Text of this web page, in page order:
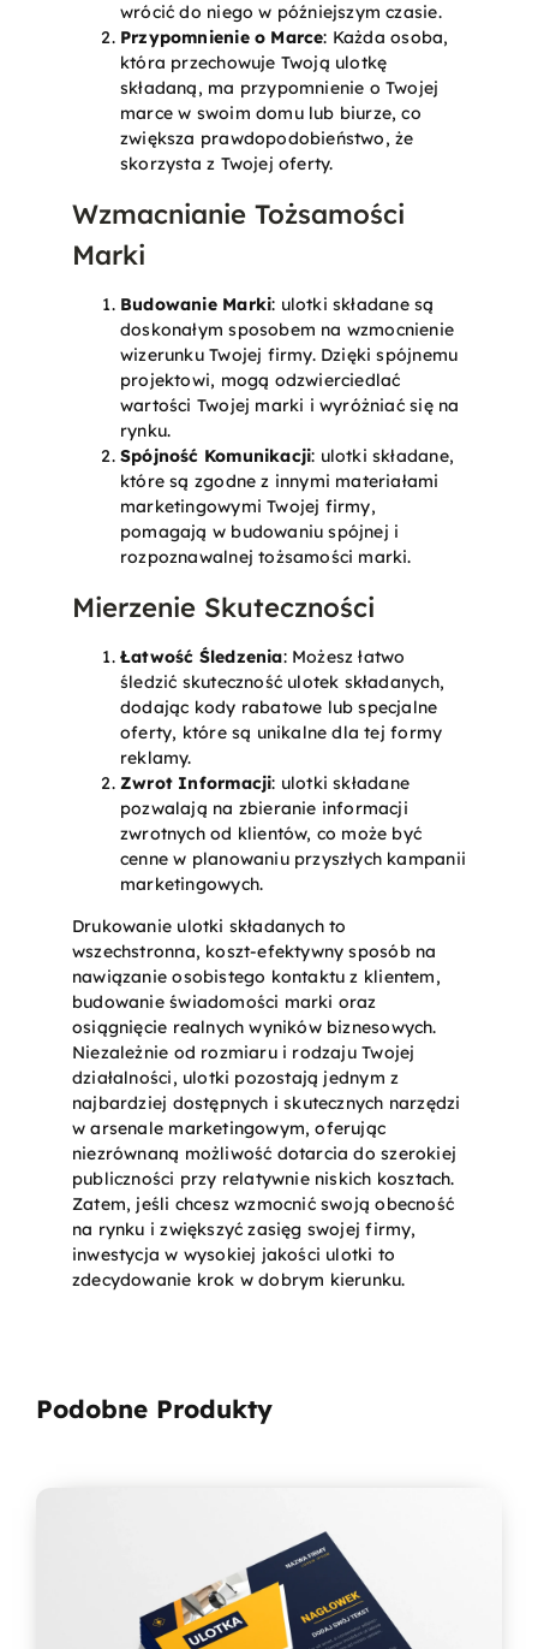
wrócić do niego w późniejszym czasie.
Przypomnienie o Marce: Każda osoba,
która przechowuje Twoją ulotkę
składaną, ma przypomnienie o Twojej
marce w swoim domu lub biurze, co
zwiększa prawdopodobieństwo, że
skorzysta z Twojej oferty.
Wzmacnianie Tożsamości
Marki
Budowanie Marki: ulotki składane są
doskonałym sposobem na wzmocnienie
wizerunku Twojej firmy. Dzięki spójnemu
projektowi, mogą odzwierciedlać
wartości Twojej marki i wyróżniać się na
rynku.
Spójność Komunikacji: ulotki składane,
które są zgodne z innymi materiałami
marketingowymi Twojej firmy,
pomagają w budowaniu spójnej i
rozpoznawalnej tożsamości marki.
Mierzenie Skuteczności
Łatwość Śledzenia: Możesz łatwo
śledzić skuteczność ulotek składanych,
dodając kody rabatowe lub specjalne
oferty, które są unikalne dla tej formy
reklamy.
Zwrot Informacji: ulotki składane
pozwalają na zbieranie informacji
zwrotnych od klientów, co może być
cenne w planowaniu przyszłych kampanii
marketingowych.
Drukowanie ulotki składanych to
wszechstronna, koszt-efektywny sposób na
nawiązanie osobistego kontaktu z klientem,
budowanie świadomości marki oraz
osiągnięcie realnych wyników biznesowych.
Niezależnie od rozmiaru i rodzaju Twojej
działalności, ulotki pozostają jednym z
najbardziej dostępnych i skutecznych narzędzi
w arsenale marketingowym, oferując
niezrównaną możliwość dotarcia do szerokiej
publiczności przy relatywnie niskich kosztach.
Zatem, jeśli chcesz wzmocnić swoją obecność
na rynku i zwiększyć zasięg swojej firmy,
inwestycja w wysokiej jakości ulotki to
zdecydowanie krok w dobrym kierunku.
Podobne Produkty